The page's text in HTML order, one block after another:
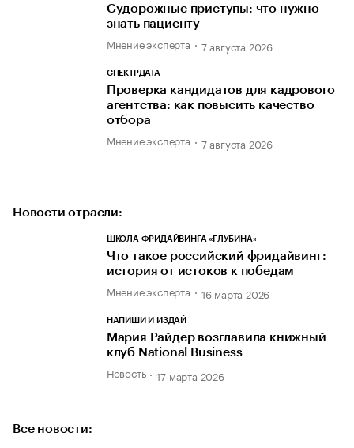
Судорожные приступы: что нужно
знать пациенту
Мнение эксперта 7 августа 2026
СПЕКТРДАТА
Проверка кандидатов для кадрового
агентства: как повысить качество
отбора
Мнение эксперта 7 августа 2026
Новости отрасли:
ШКОЛА ФРИДАЙВИНГА «ГЛУБИНА»
Что такое российский фридайвинг:
история от истоков к победам
Мнение эксперта 16 марта 2026
НАПИШИ И ИЗДАЙ
Мария Райдер возглавила книжный
клуб National Business
Новость 17 марта 2026
Все новости: